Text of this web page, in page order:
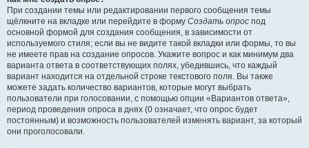
При создании темы или редактировании первого сообщения темы
щёлкните на вкладке или перейдите в форму Создать опрос под
основной формой для создания сообщения, в зависимости от
используемого стиля; если вы не видите такой вкладки или формы, то вы
не имеете прав на создание опросов. Укажите вопрос и как минимум два
варианта ответа в соответствующих полях, убедившись, что каждый
вариант находится на отдельной строке текстового поля. Вы также
можете задать количество вариантов, которые могут выбрать
пользователи при голосовании, с помощью опции «Вариантов ответа»,
период проведения опроса в днях (0 означает, что опрос будет
постоянным) и возможность пользователей изменять вариант, за который
они проголосовали.